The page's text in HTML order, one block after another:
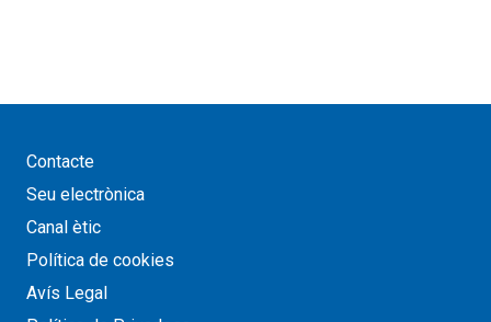
Contacte
Seu electrònica
Canal ètic
Política de cookies
Avís Legal